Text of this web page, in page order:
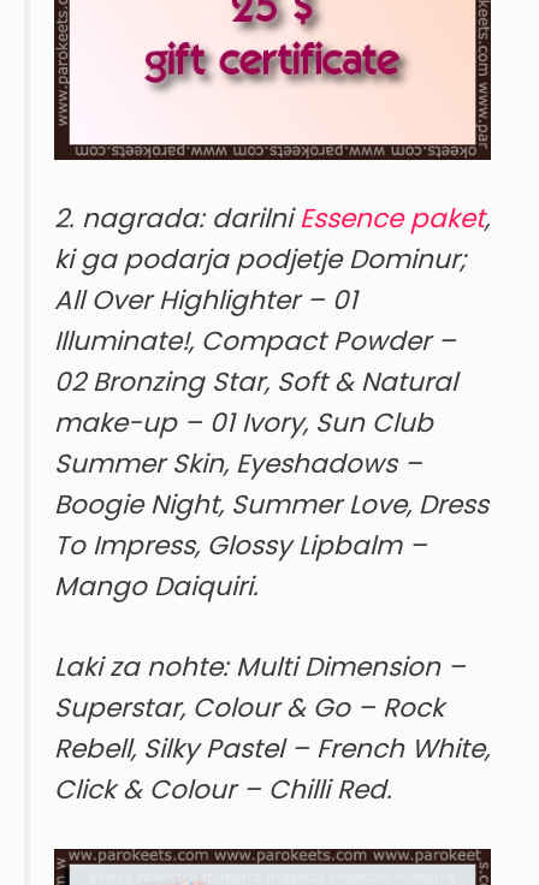
2. nagrada: darilniEssence paket,
ki ga podarja podjetje Dominur;
All Over Highlighter – 01
Illuminate!, Compact Powder –
02 Bronzing Star, Soft & Natural
make-up – 01 Ivory, Sun Club
Summer Skin, Eyeshadows –
Boogie Night, Summer Love, Dress
To Impress, Glossy Lipbalm –
Mango Daiquiri.
Laki za nohte: Multi Dimension –
Superstar, Colour & Go – Rock
Rebell, Silky Pastel – French White,
Click & Colour – Chilli Red.